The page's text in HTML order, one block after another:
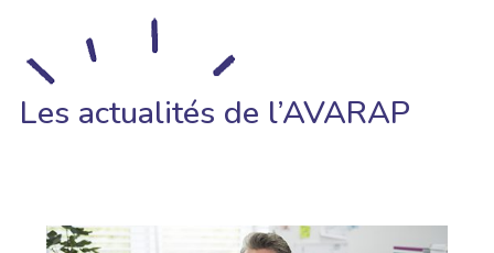
Les actualités de l’AVARAP